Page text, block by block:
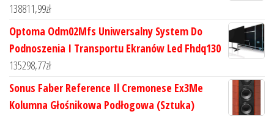
138811,99zł
Optoma Odm02Mfs Uniwersalny System Do
Podnoszenia I Transportu Ekranów Led Fhdq130
135298,77zł
Sonus Faber Reference Il Cremonese Ex3Me
Kolumna Głośnikowa Podłogowa (Sztuka)